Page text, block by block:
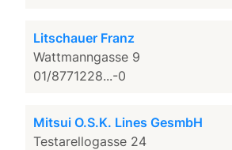
Litschauer Franz
Wattmanngasse 9
01/8771228...-0
Mitsui O.S.K. Lines GesmbH
Testarellogasse 24